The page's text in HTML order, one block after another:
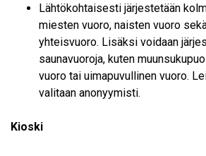
Lähtökohtaisesti järjestetään
miesten vuoro, naisten vuoro
yhteisvuoro. Lisäksi voidaan
saunavuoroja, kuten
vuoro tai uimapuvullinen vuoro.
valitaan anonyymisti.
Kioski